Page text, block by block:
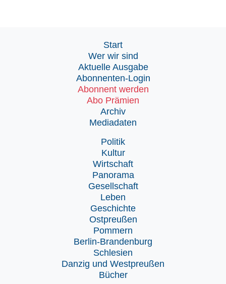
Start
Wer wir sind
Aktuelle Ausgabe
Abonnenten-Login
Abonnent werden
Abo Prämien
Archiv
Mediadaten
Politik
Kultur
Wirtschaft
Panorama
Gesellschaft
Leben
Geschichte
Ostpreußen
Pommern
Berlin-Brandenburg
Schlesien
Danzig und Westpreußen
Bücher